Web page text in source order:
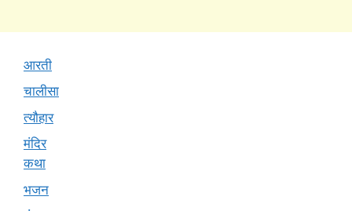
आरती
चालीसा
त्यौहार
मंदिर
कथा
भजन